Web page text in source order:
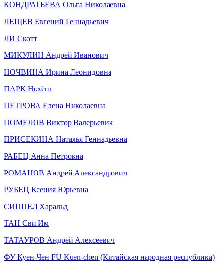
КОНДРАТЬЕВА Ольга Николаевна
ЛЕЩЕВ Евгений Геннадьевич
ЛИ Скотт
МИКУЛИН Андрей Иванович
НОЧВИНА Ирина Леонидовна
ПАРК Нохёнг
ПЕТРОВА Елена Николаевна
ПОМЕЛОВ Виктор Валерьевич
ПРИСЕКИНА Наталья Геннадьевна
РАБЕЦ Анна Петровна
РОМАНОВ Андрей Александрович
РУБЕЦ Ксения Юрьевна
СИППЕЛ Харальд
ТАН Сви Им
ТАТАУРОВ Андрей Алексеевич
ФУ Куен-Чен FU Kuen-chen (Китайская народная республика)